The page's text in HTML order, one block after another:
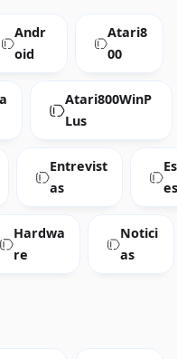
Andr
oid
Atari8
00
Atari800WinP
Lus
Entrevist
as
es
Hardwa
re
Notici
as